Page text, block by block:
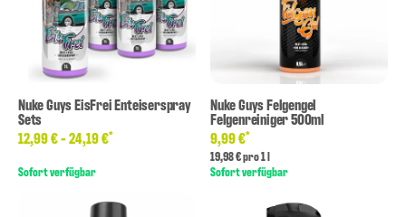
Nuke Guys EisFrei Enteiserspray
Sets
12,99 € -24,19 €*
Sofort verfügbar
Nuke Guys Felgengel
Felgenreiniger 500ml
9,99 €*
19,98 € pro 1 l
Sofort verfügbar